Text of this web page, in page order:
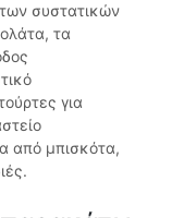
συστατικών
τα
για
από μπισκότα,